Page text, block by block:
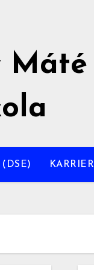
Máté
(DSE) KARRIER